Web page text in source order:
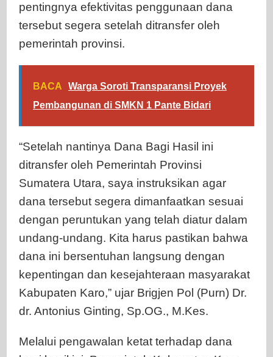
pentingnya efektivitas penggunaan dana
tersebut segera setelah ditransfer oleh
pemerintah provinsi.
BACA
Warga Soroti Transparansi Proyek
Pembangunan di SMKN 1 Pante Bidari
“Setelah nantinya Dana Bagi Hasil ini
ditransfer oleh Pemerintah Provinsi
Sumatera Utara, saya instruksikan agar
dana tersebut segera dimanfaatkan sesuai
dengan peruntukan yang telah diatur dalam
undang-undang. Kita harus pastikan bahwa
dana ini bersentuhan langsung dengan
kepentingan dan kesejahteraan masyarakat
Kabupaten Karo,” ujar Brigjen Pol (Purn) Dr.
dr. Antonius Ginting, Sp.OG., M.Kes.
Melalui pengawalan ketat terhadap dana